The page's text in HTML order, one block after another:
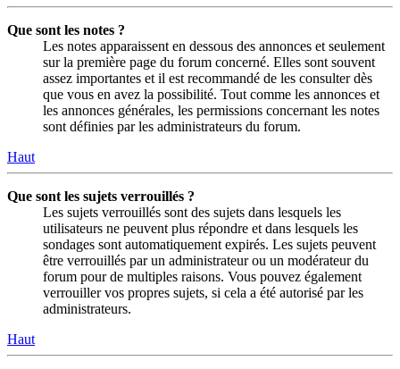
Que sont les notes ?
Les notes apparaissent en dessous des annonces et seulement
sur la première page du forum concerné. Elles sont souvent
assez importantes et il est recommandé de les consulter dès
que vous en avez la possibilité. Tout comme les annonces et
les annonces générales, les permissions concernant les notes
sont définies par les administrateurs du forum.
Haut
Que sont les sujets verrouillés ?
Les sujets verrouillés sont des sujets dans lesquels les
utilisateurs ne peuvent plus répondre et dans lesquels les
sondages sont automatiquement expirés. Les sujets peuvent
être verrouillés par un administrateur ou un modérateur du
forum pour de multiples raisons. Vous pouvez également
verrouiller vos propres sujets, si cela a été autorisé par les
administrateurs.
Haut